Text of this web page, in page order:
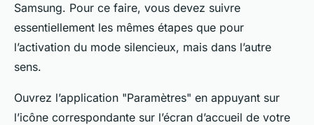
Samsung. Pour ce faire, vous devez suivre
essentiellement les mêmes étapes que pour
l’activation du mode silencieux, mais dans l’autre
sens.
Ouvrez l’application "Paramètres" en appuyant sur
l’icône correspondante sur l’écran d’accueil de votre